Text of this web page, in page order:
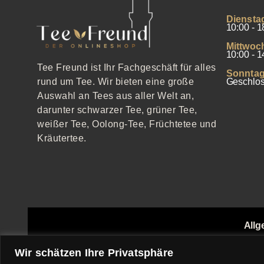
Wir schätzen Ihre Privatsphäre
Tee Freund ist Ihr Fachgeschäft für alles
rund um Tee. Wir bieten eine große
Auswahl an Tees aus aller Welt an,
darunter schwarzer Tee, grüner Tee,
weißer Tee, Oolong-Tee, Früchtetee und
Kräutertee.
10:00 -
10:00 -